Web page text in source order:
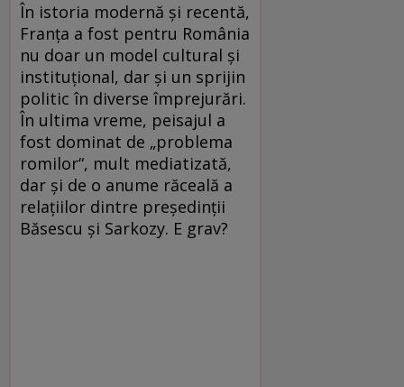
În istoria modernă şi recentă,
Franţa a fost pentru România
nu doar un model cultural şi
instituţional, dar şi un sprijin
politic în diverse împrejurări.
În ultima vreme, peisajul a
fost dominat de „problema
romilor“, mult mediatizată,
dar şi de o anume răceală a
relaţiilor dintre preşedinţii
Băsescu şi Sarkozy. E grav?